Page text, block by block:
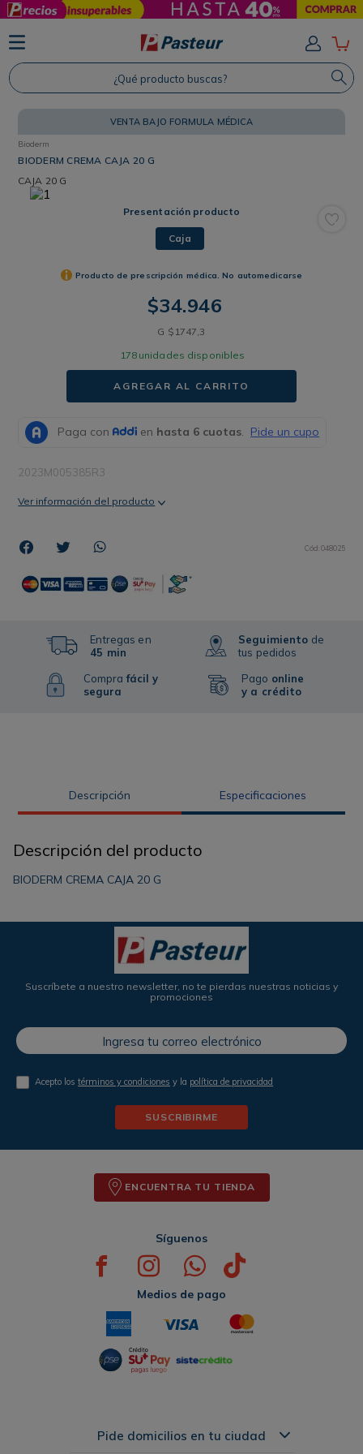
¿Qué producto buscas?
VENTA BAJO FORMULA MÉDICA
Bioderm
BIODERM CREMA CAJA 20 G
CAJA 20 G
Presentación producto
Caja
Producto de prescripción médica. No automedicarse
$34.946
G $ 1747 3
178 unidades disponibles
AGREGAR AL CARRITO
2023M005385R3
Ver información del producto
Cód:048025
Entregas en
45 min
Comprafácil y
segura
Seguimiento de
tus pedidos
Pago online
y a crédito
Descripción Especificaciones
Descripción del producto
BIODERM CREMA CAJA 20 G
Suscríbete a nuestro newsletter, no te pierdas nuestras noticias y
promociones
Acepto lostérminos y condiciones y la política de privacidad
SUSCRIBIRME
ENCUENTRA TU TIENDA
Síguenos
Medios de pago
Pide domicilios en tu ciudad
TÉRMINOS MÁS BUSCADOS
1. Protector Solar
2. Shampoo
4. Savvy